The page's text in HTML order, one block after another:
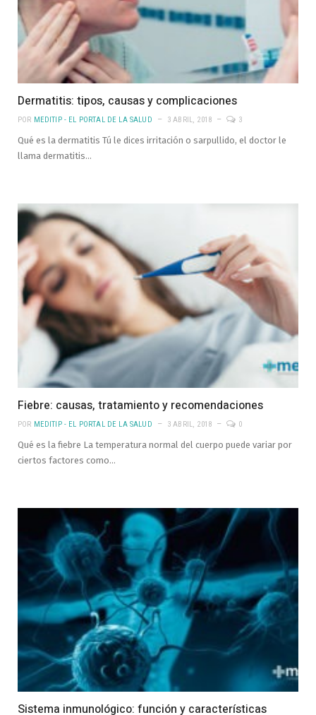
Dermatitis: tipos, causas y complicaciones
POR MEDITIP - EL PORTAL DE LA SALUD 3 ABRIL, 2018 3
Qué es la dermatitis Tú le dices irritación o sarpullido, el doctor le
llama dermatitis…
Fiebre: causas, tratamiento y recomendaciones
POR MEDITIP - EL PORTAL DE LA SALUD 3 ABRIL, 2018 0
Qué es la fiebre La temperatura normal del cuerpo puede variar por
ciertos factores como…
Sistema inmunológico: función y características